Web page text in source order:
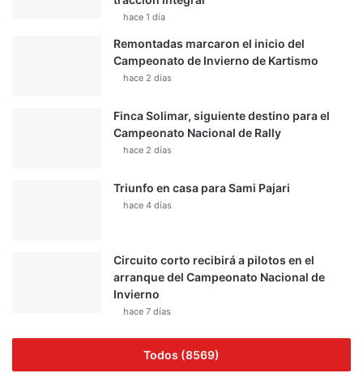
hace 1 día
Remontadas marcaron el inicio del
Campeonato de Invierno de Kartismo
hace 2 días
Finca Solimar, siguiente destino para el
Campeonato Nacional de Rally
hace 2 días
Triunfo en casa para Sami Pajari
hace 4 días
Circuito corto recibirá a pilotos en el
arranque del Campeonato Nacional de
Invierno
hace 7 días
Todos (8569)